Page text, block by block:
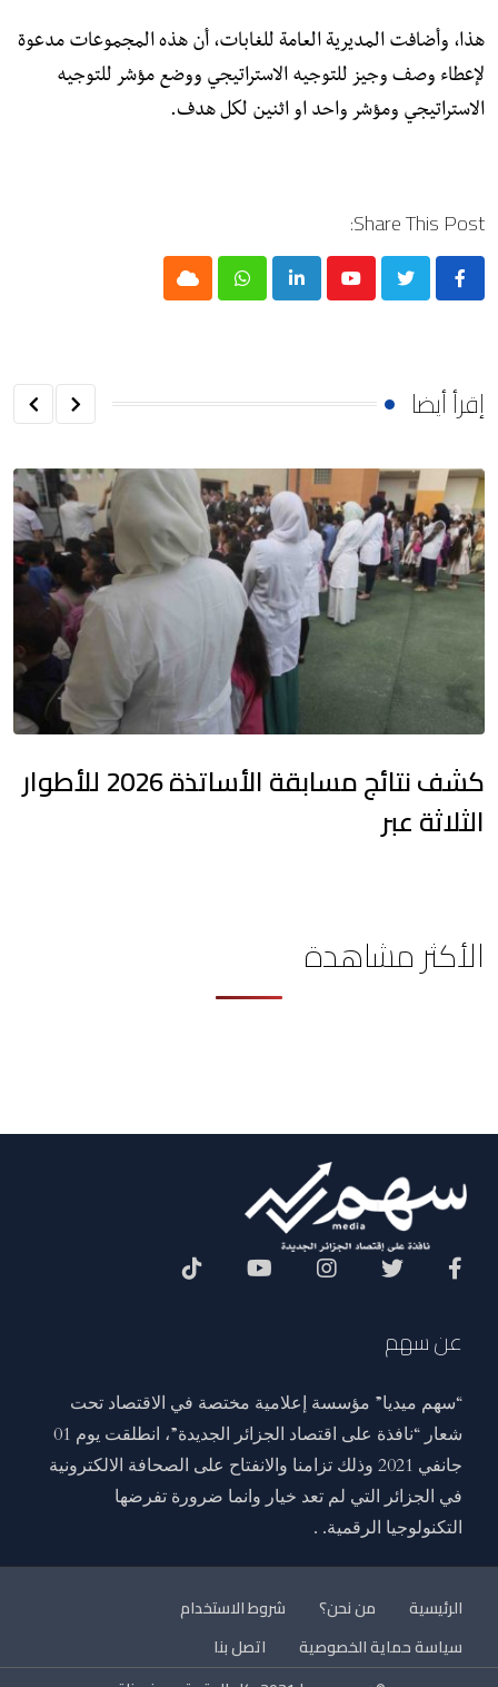
هذا، وأضافت المديرية العامة للغابات، أن هذه المجموعات مدعوة
لإعطاء وصف وجيز للتوجيه الاستراتيجي ووضع مؤشر للتوجيه
الاستراتيجي ومؤشر واحد او اثنين لكل هدف.
Share This Post:
Youtube
LinkedIn
Whatsapp
Cloud
إقرأ أيضا
كشف نتائج مسابقة الأساتذة 2026 للأطوار
الثلاثة عبر
الأكثر مشاهدة
عن سهم
“سهم ميديا” مؤسسة إعلامية مختصة في الاقتصاد تحت
شعار “نافذة على اقتصاد الجزائر الجديدة”، انطلقت يوم 01
جانفي 2021 وذلك تزامنا والانفتاح على الصحافة الالكترونية
في الجزائر التي لم تعد خيار وانما ضرورة تفرضها
التكنولوجيا الرقمية. .
الرئيسية من نحن؟
شروط الاستخدام
سياسة حماية الخصوصية
اتصل بنا